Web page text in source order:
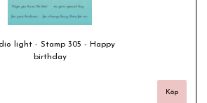
light - Stamp 305 - Happy
birthday